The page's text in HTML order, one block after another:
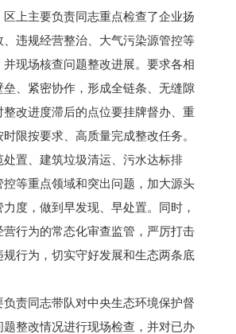
上主要负责同志重点检查了企业扬
、违规经营整治、大气污染源管控等
并现场核查问题整改进展。要求各相
垒、紧密协作，形成全链条、无缝隙
整改进度滞后的点位要挂牌督办、重
限按要求、高质量完成整改任务。
处置、建筑垃圾清运、污水达标排
控等重点领域和突出问题，加大源头
度，做到早发现、早处置。同时，
营行为的常态化审查监管，严厉打击
规行为，切实守好发展和生态两条底
同志带队对中央生态环境保护督
题整改情况进行现场检查，并对已办